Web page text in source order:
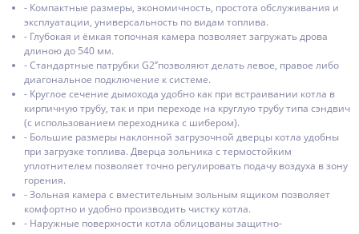
- Компактные размеры, экономичность, простота обслуживания и
эксплуатации, универсальность по видам топлива.
- Глубокая и ёмкая топочная камера позволяет загружать дрова
длиною до 540 мм.
- Стандартные патрубки G2’’позволяют делать левое, правое либо
диагональное подключение к системе.
- Круглое сечение дымохода удобно как при встраивании котла в
кирпичную трубу, так и при переходе на круглую трубу типа сэндвич
(с использованием переходника с шибером).
- Большие размеры наклонной загрузочной дверцы котла удобны
при загрузке топлива. Дверца зольника с термостойким
уплотнителем позволяет точно регулировать подачу воздуха в зону
горения.
- Зольная камера с вместительным зольным ящиком позволяет
комфортно и удобно производить чистку котла.
- Наружные поверхности котла облицованы защитно-